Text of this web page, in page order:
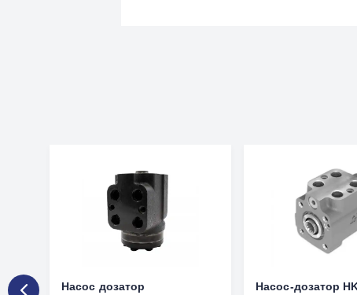
Насос дозатор
Насос-дозатор